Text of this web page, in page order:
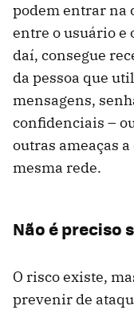
podem entrar na
entre o usuário e
daí, consegue
da pessoa que
mensagens,
confidenciais –
outras ameaças
mesma rede.
Não é preciso
O risco existe,
prevenir de